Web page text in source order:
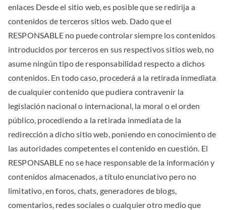
enlaces Desde el sitio web, es posible que se redirija a
contenidos de terceros sitios web. Dado que el
RESPONSABLE no puede controlar siempre los contenidos
introducidos por terceros en sus respectivos sitios web, no
asume ningún tipo de responsabilidad respecto a dichos
contenidos. En todo caso, procederá a la retirada inmediata
de cualquier contenido que pudiera contravenir la
legislación nacional o internacional, la moral o el orden
público, procediendo a la retirada inmediata de la
redirección a dicho sitio web, poniendo en conocimiento de
las autoridades competentes el contenido en cuestión. El
RESPONSABLE no se hace responsable de la información y
contenidos almacenados, a título enunciativo pero no
limitativo, en foros, chats, generadores de blogs,
comentarios, redes sociales o cualquier otro medio que